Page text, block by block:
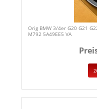
Orig BMW 3/4er G20 G21
M792 5A49EE5 VA